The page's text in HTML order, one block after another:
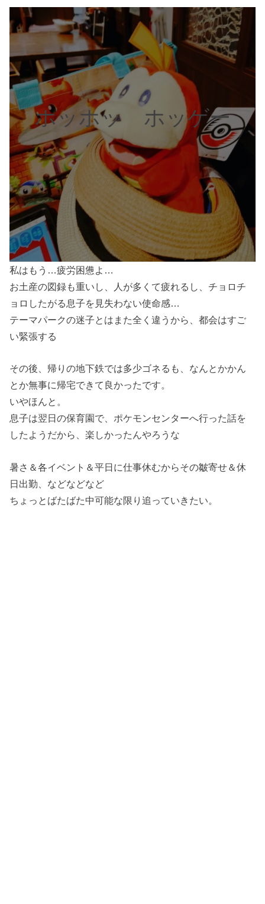
ホッホッ ホッゲー
私はもう…疲労困憊よ…
お土産の図録も重いし、人が多くて疲れるし、チョロチ
ョロしたがる息子を見失わない使命感…
テーマパークの迷子とはまた全く違うから、都会はすご
い緊張する
その後、帰りの地下鉄では多少ゴネるも、なんとかかん
とか無事に帰宅できて良かったです。
いやほんと。
息子は翌日の保育園で、ポケモンセンターへ行った話を
したようだから、楽しかったんやろうな
暑さ＆各イベント＆平日に仕事休むからその皺寄せ＆休
日出勤、などなどなど
ちょっとばたばた中可能な限り追っていきたい。